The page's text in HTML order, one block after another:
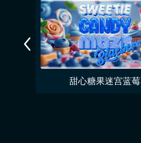
甜心糖果迷宫蓝莓